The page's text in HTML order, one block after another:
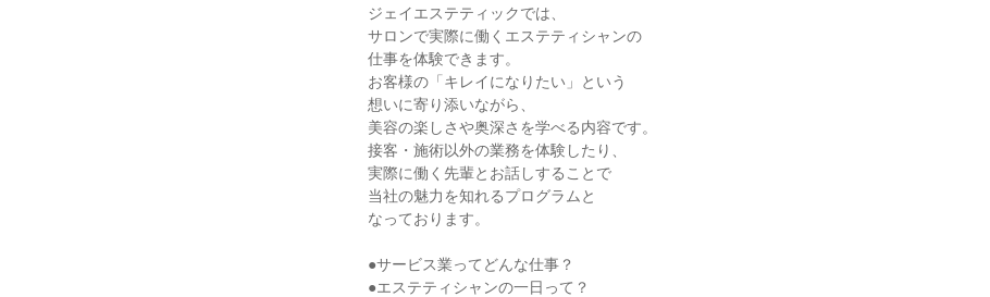
ジェイエステティックでは、
サロンで実際に働くエステティシャンの
仕事を体験できます。
お客様の「キレイになりたい」という
想いに寄り添いながら、
美容の楽しさや奥深さを学べる内容です。
接客・施術以外の業務を体験したり、
実際に働く先輩とお話しすることで
当社の魅力を知れるプログラムと
なっております。
●サービス業ってどんな仕事？
●エステティシャンの一日って？